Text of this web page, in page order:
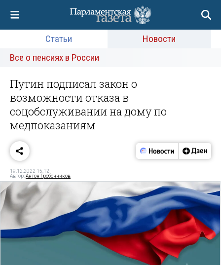
Статьи
Новости
Все о пенсиях в России
Путин подписал закон о
возможности отказа в
соцобслуживании на дому по
медпоказаниям
19.12.2022 15:12
Автор:Антон Гребенников